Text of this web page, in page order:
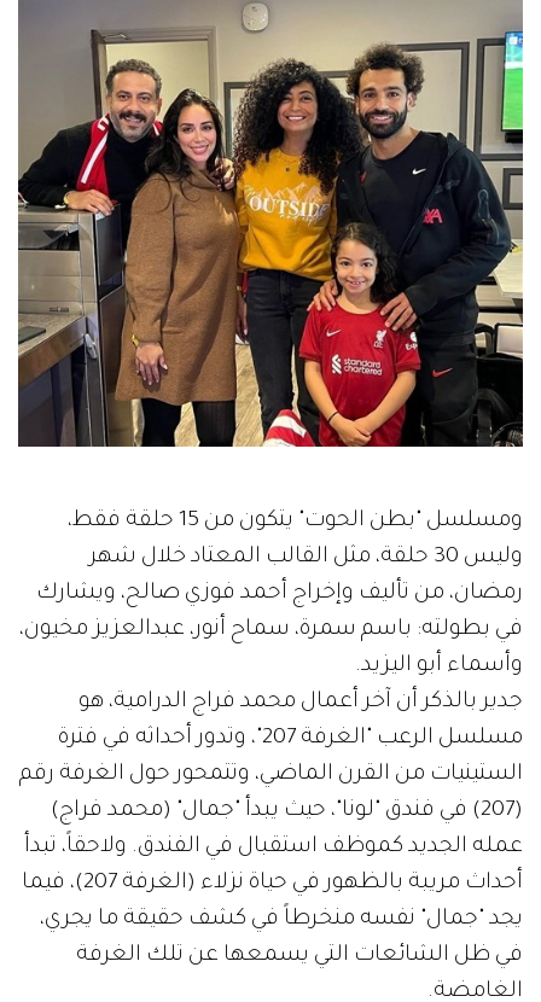
ومسلسل "بطن الحوت" يتكون من 15 حلقة فقط،
وليس 30 حلقة، مثل القالب المعتاد خلال شهر
رمضان، من تأليف وإخراج أحمد فوزي صالح، ويشارك
في بطولته: باسم سمرة، سماح أنور، عبدالعزيز مخيون،
وأسماء أبو اليزيد.
جدير بالذكر أن آخر أعمال محمد فراج الدرامية، هو
مسلسل الرعب "الغرفة 207"، وتدور أحداثه في فترة
الستينيات من القرن الماضي، وتتمحور حول الغرفة رقم
(207) في فندق "لونا"، حيث يبدأ "جمال" (محمد فراج)
عمله الجديد كموظف استقبال في الفندق. ولاحقاً، تبدأ
أحداث مريبة بالظهور في حياة نزلاء (الغرفة 207)، فيما
يجد "جمال" نفسه منخرطاً في كشف حقيقة ما يجري،
في ظل الشائعات التي يسمعها عن تلك الغرفة
الغامضة.